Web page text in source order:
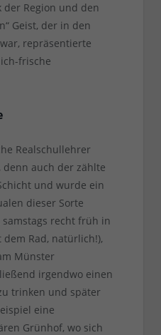
der Region und den
Geist, der in den
repräsentierte
frische
Realschullehrer
denn auch der zählte
und wurde ein
dieser Sorte
samstags recht früh in
Rad, natürlich!),
Münster
irgendwo einen
trinken und später
eine
Grünhof, wo sich